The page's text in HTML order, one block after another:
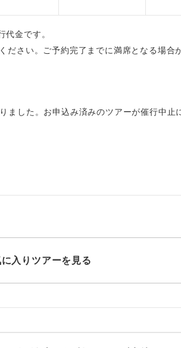
金です。
さい。ご予約完了までに満席となる場合
ました。お申込み済みのツアーが催行中
入りツアーを見る
お部屋にてゆっくりとお召し上が
女性限定でご参加いただけるコース
ご参加にあたり年齢に制限がある